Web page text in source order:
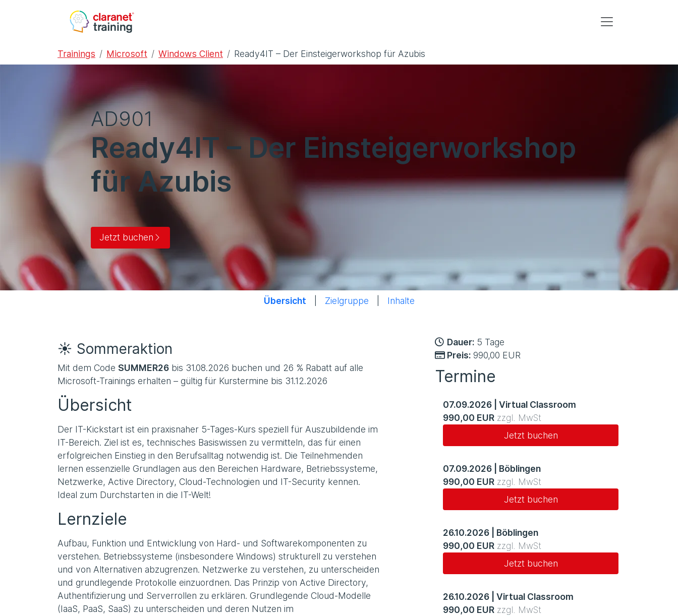
Trainings Microsoft Windows Client Ready4IT – Der Einsteigerworkshop für Azubis
AD901
Ready4IT – Der Einsteigerworkshop
für Azubis
Jetzt buchen
Übersicht Zielgruppe Inhalte
☀️ Sommeraktion
Mit dem Code SUMMER26 bis 31.08.2026 buchen und 26 % Rabatt auf alle
Microsoft-Trainings erhalten – gültig für Kurstermine bis 31.12.2026
Übersicht
Der IT-Kickstart ist ein praxisnaher 5-Tages-Kurs speziell für Auszubildende im
IT-Bereich. Ziel ist es, technisches Basiswissen zu vermitteln, das für einen
erfolgreichen Einstieg in den Berufsalltag notwendig ist. Die Teilnehmenden
lernen essenzielle Grundlagen aus den Bereichen Hardware, Betriebssysteme,
Netzwerke, Active Directory, Cloud-Technologien und IT-Security kennen.
Ideal zum Durchstarten in die IT-Welt!
Lernziele
Aufbau, Funktion und Entwicklung von Hard- und Softwarekomponenten zu
verstehen. Betriebssysteme (insbesondere Windows) strukturell zu verstehen
und von Alternativen abzugrenzen. Netzwerke zu verstehen, zu unterscheiden
und grundlegende Protokolle einzuordnen. Das Prinzip von Active Directory,
Authentifizierung und Serverrollen zu erklären. Grundlegende Cloud-Modelle
(IaaS, PaaS, SaaS) zu unterscheiden und deren Nutzen im
Dauer: 5 Tage
Preis: 990,00 EUR
Termine
07.09.2026
Virtual Classroom
990,00 EUR zzgl. MwSt
Jetzt buchen
07.09.2026
Böblingen
990,00 EUR zzgl. MwSt
Jetzt buchen
26.10.2026
Böblingen
990,00 EUR zzgl. MwSt
Jetzt buchen
26.10.2026
Virtual Classroom
990,00 EUR zzgl. MwSt